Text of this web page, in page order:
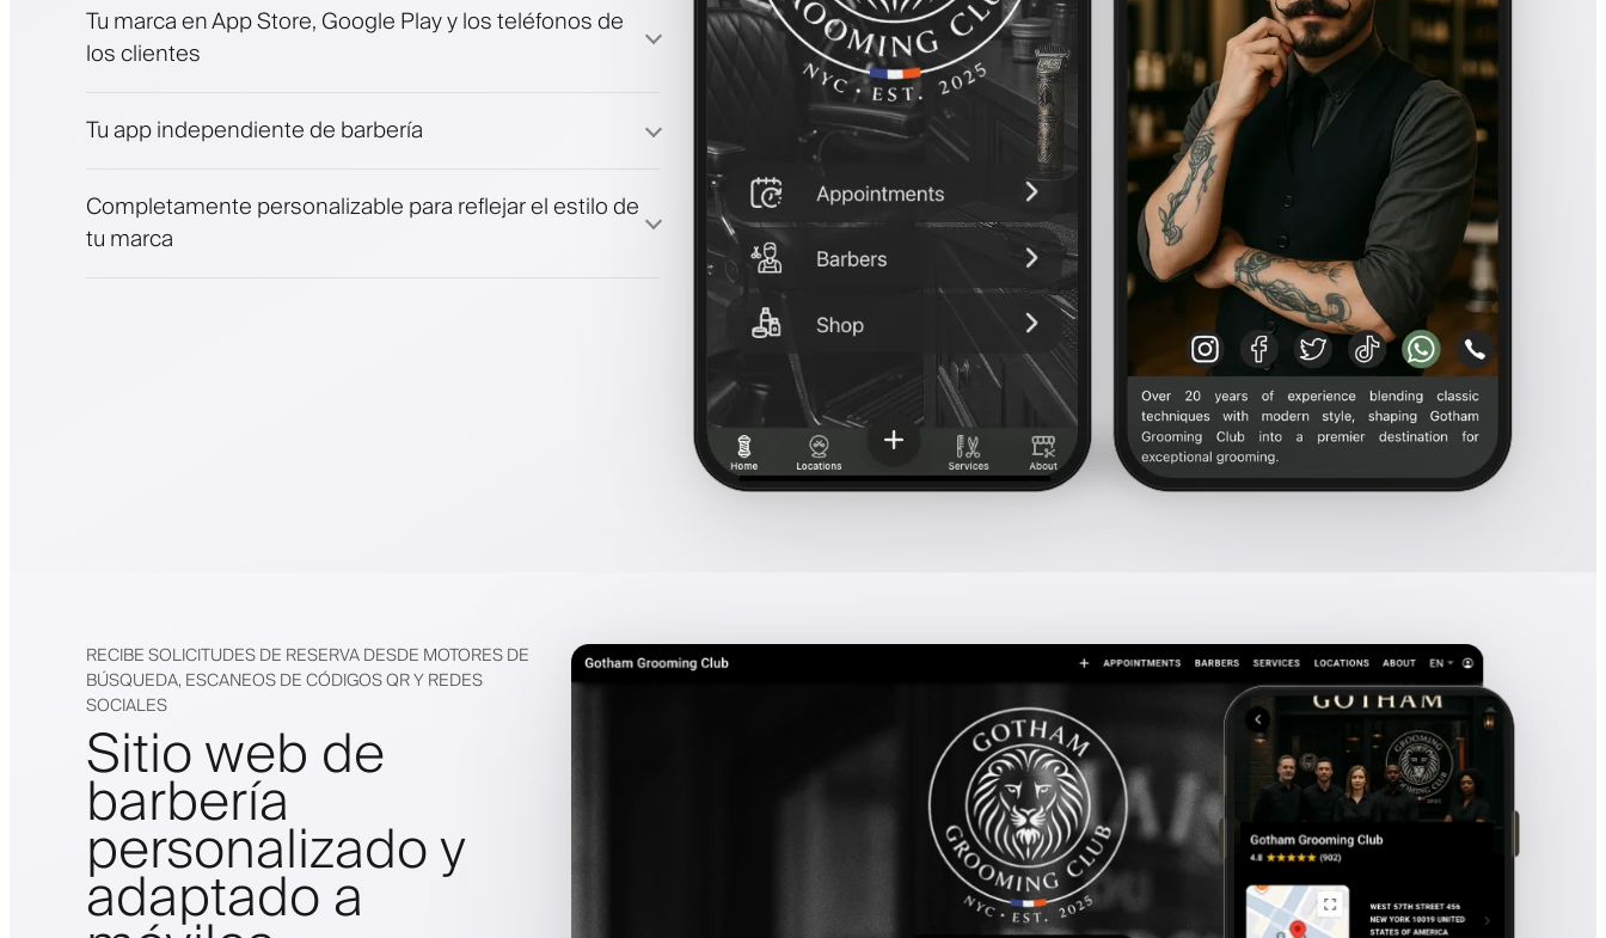
Pagos, depósito de seguridad
Vende productos de belleza
Tu marca en App Store, Google Play y los teléfonos de
los clientes
Tu app independiente de barbería
Completamente personalizable para reflejar el estilo de
tu marca
RECIBE SOLICITUDES DE RESERVA DESDE MOTORES DE
BÚSQUEDA, ESCANEOS DE CÓDIGOS QR Y REDES
SOCIALES
Sitio web de
barbería
personalizado y
adaptado a